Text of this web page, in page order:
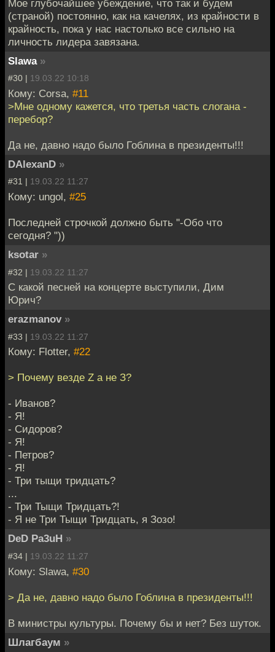
Мое глубочайшее убеждение, что так и будем
(страной) постоянно, как на качелях, из крайности в
крайность, пока у нас настолько все сильно на
личность лидера завязана.
Slawa »
#30 | 19.03.22 10:18
Кому: Corsa, #11
>Мне одному кажется, что третья часть слогана -
перебор?
Да не, давно надо было Гоблина в президенты!!!
DAlexanD »
#31 | 19.03.22 11:27
Кому: ungol, #25
Последней строчкой должно быть "-Обо что
сегодня? "))
ksotar »
#32 | 19.03.22 11:27
С какой песней на концерте выступили, Дим
Юрич?
erazmanov »
#33 | 19.03.22 11:27
Кому: Flotter, #22
> Почему везде Z а не З?
- Иванов?
- Я!
- Сидоров?
- Я!
- Петров?
- Я!
- Три тыщи тридцать?
...
- Три Тыщи Тридцать?!
- Я не Три Тыщи Тридцать, я Зозо!
DeD Pa3uH »
#34 | 19.03.22 11:27
Кому: Slawa, #30
> Да не, давно надо было Гоблина в президенты!!!
В министры культуры. Почему бы и нет? Без шуток.
Шлагбаум »